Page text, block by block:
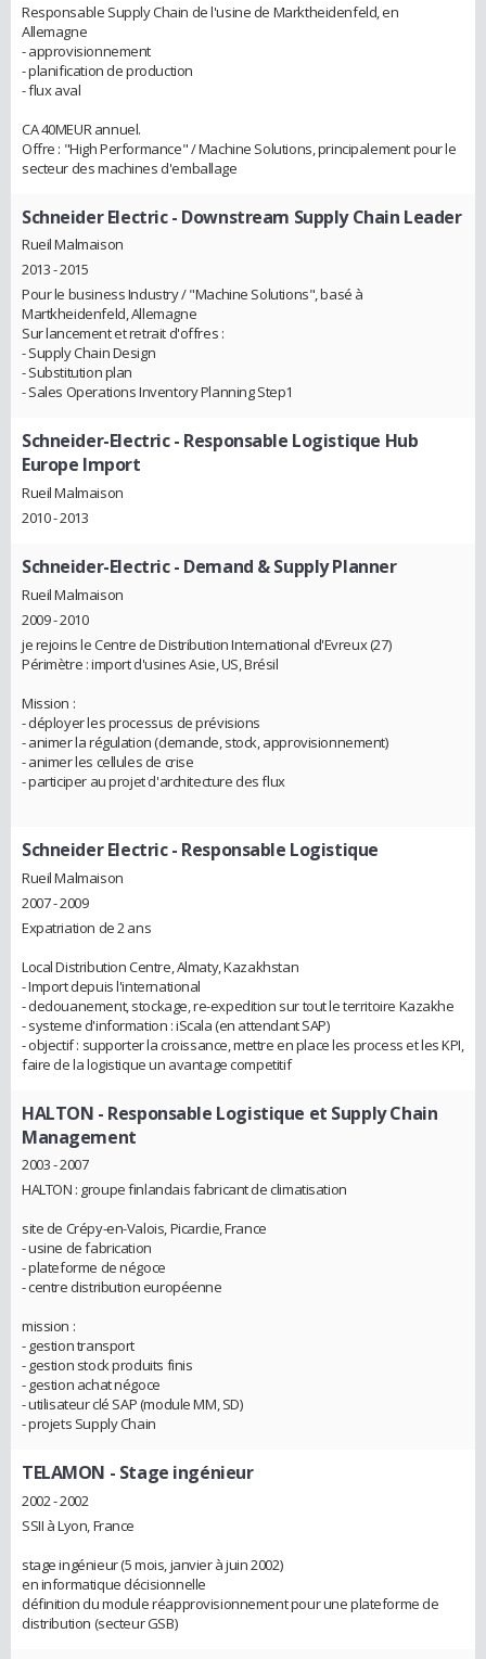
Responsable Supply Chain de l'usine de Marktheidenfeld, en
Allemagne
- approvisionnement
- planification de production
- flux aval
CA 40MEUR annuel.
Offre : "High Performance" / Machine Solutions, principalement pour le
secteur des machines d'emballage
Schneider Electric- Downstream Supply Chain Leader
Rueil Malmaison
2013 - 2015
Pour le business Industry / "Machine Solutions", basé à
Martkheidenfeld, Allemagne
Sur lancement et retrait d'offres :
- Supply Chain Design
- Substitution plan
- Sales Operations Inventory Planning Step1
Schneider-Electric- Responsable Logistique Hub
Europe Import
Rueil Malmaison
2010 - 2013
Schneider-Electric- Demand & Supply Planner
Rueil Malmaison
2009 - 2010
je rejoins le Centre de Distribution International d'Evreux (27)
Périmètre : import d'usines Asie, US, Brésil
Mission :
- déployer les processus de prévisions
- animer la régulation (demande, stock, approvisionnement)
- animer les cellules de crise
- participer au projet d'architecture des flux
Schneider Electric- Responsable Logistique
Rueil Malmaison
2007 - 2009
Expatriation de 2 ans
Local Distribution Centre, Almaty, Kazakhstan
- Import depuis l'international
- dedouanement, stockage, re-expedition sur tout le territoire Kazakhe
- systeme d'information : iScala (en attendant SAP)
- objectif : supporter la croissance, mettre en place les process et les KPI,
faire de la logistique un avantage competitif
HALTON - Responsable Logistique et Supply Chain
Management
2003 - 2007
HALTON : groupe finlandais fabricant de climatisation
site de Crépy-en-Valois, Picardie, France
- usine de fabrication
- plateforme de négoce
- centre distribution européenne
mission :
- gestion transport
- gestion stock produits finis
- gestion achat négoce
- utilisateur clé SAP (module MM, SD)
- projets Supply Chain
TELAMON - Stage ingénieur
2002 - 2002
SSII à Lyon, France
stage ingénieur (5 mois, janvier à juin 2002)
en informatique décisionnelle
définition du module réapprovisionnement pour une plateforme de
distribution (secteur GSB)